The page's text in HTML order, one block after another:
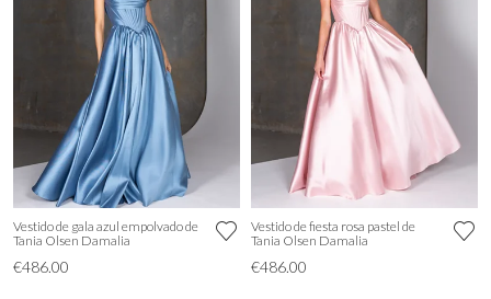
Vestido de gala azul empolvado de
Tania Olsen Damalia
€486.00
Vestido de fiesta rosa pastel de
Tania Olsen Damalia
€486.00